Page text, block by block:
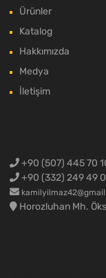
Ürünler
Katalog
Hakkımızda
Medya
İletişim
+90 (507) 445 70
+90 (332) 249 49
Horozluhan Mh.